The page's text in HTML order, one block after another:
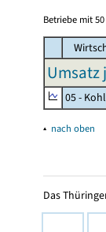
Betriebe mit
Umsatz
05 -
▴ nach oben
Das